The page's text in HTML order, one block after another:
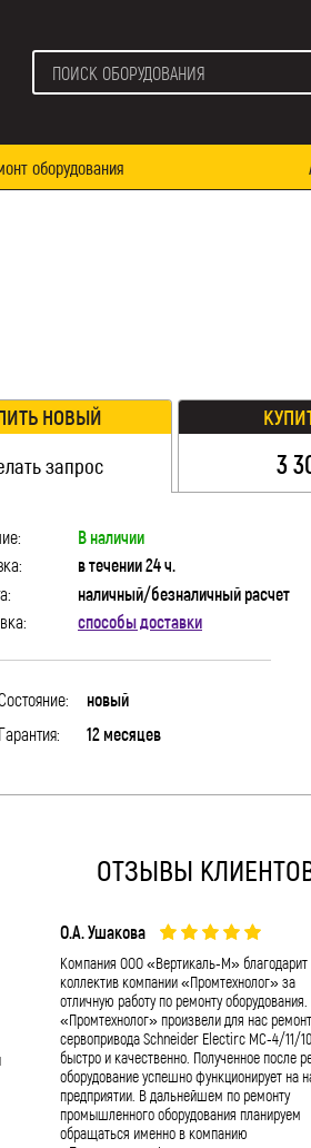
оборудования
НОВЫЙ
запрос
3
В наличии
в течении 24 ч.
наличный/безналичный расчет
способы доставки
Состояние: новый
Гарантия: 12 месяцев
ОТЗЫВЫ
О.А. Ушакова
Компания ООО «Вертикаль-М» благодарит
коллектив компании «Промтехнолог» за
отличную работу по ремонту оборудования.
«Промтехнолог» произвели для нас ремонт
сервопривода Schneider Electirc MC-4/11/
быстро и качественно. Полученное после
оборудование успешно функционирует на
предприятии. В дальнейшем по ремонту
промышленного оборудования планируем
обращаться именно в компанию